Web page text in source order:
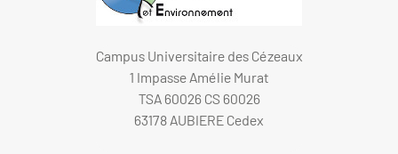
Campus Universitaire des Cézeaux
1 Impasse Amélie Murat
TSA 60026 CS 60026
63178 AUBIERE Cedex